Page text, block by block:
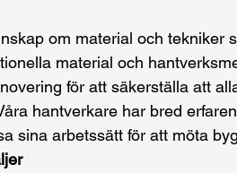
om material och tekniker
material och
för att säkerställa att
hantverkare har bred
sina arbetssätt för att möta